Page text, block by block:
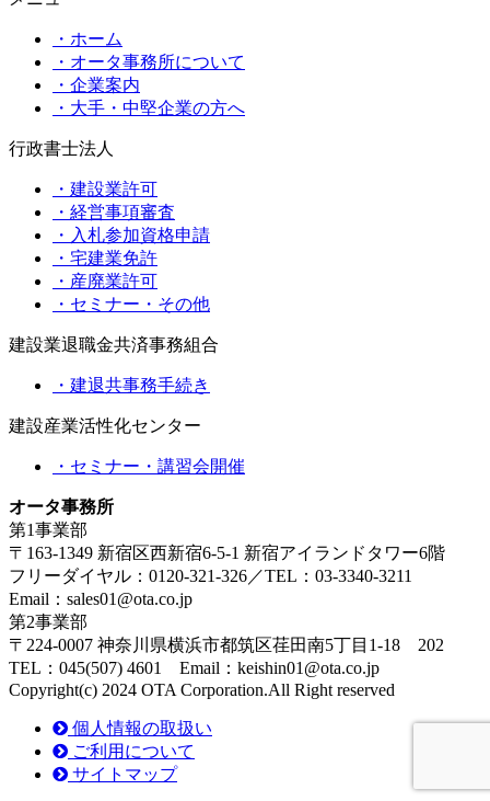
・ホーム
・オータ事務所について
・企業案内
・大手・中堅企業の方へ
行政書士法人
・建設業許可
・経営事項審査
・入札参加資格申請
・宅建業免許
・産廃業許可
・セミナー・その他
建設業退職金共済事務組合
・建退共事務手続き
建設産業活性化センター
・セミナー・講習会開催
オータ事務所
第1事業部
〒163-1349 新宿区西新宿6-5-1 新宿アイランドタワー6階
フリーダイヤル：0120-321-326／TEL：03-3340-3211
Email：sales01@ota.co.jp
第2事業部
〒224-0007 神奈川県横浜市都筑区荏田南5丁目1-18 202
TEL：045(507) 4601 Email：keishin01@ota.co.jp
Copyright(c) 2024 OTA Corporation.All Right reserved
個人情報の取扱い
ご利用について
サイトマップ